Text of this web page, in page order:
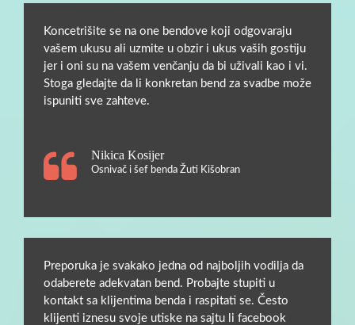
Koncetrišite se na one bendove koji odgovaraju
vašem ukusu ali uzmite u obzir i ukus vaših gostiju
jer i oni su na vašem venčanju da bi uživali kao i vi.
Stoga gledajte da li konkretan bend za svadbe može
ispuniti sve zahteve.
Nikica Kosijer
Osnivač i šef benda Žuti Kišobran
Preporuka je svakako jedna od najboljih vodilja da
odaberete adekvatan bend. Probajte stupiti u
kontakt sa klijentima benda i raspitati se. Često
klijenti iznesu svoje utiske na sajtu li facebook